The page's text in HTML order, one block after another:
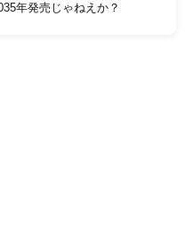
年発売じゃねえか？